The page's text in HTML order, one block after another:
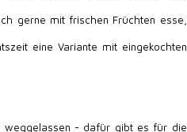
gerne mit frischen Früchten esse,
eine Variante mit eingekochten
weggelassen - dafür gibt es für die